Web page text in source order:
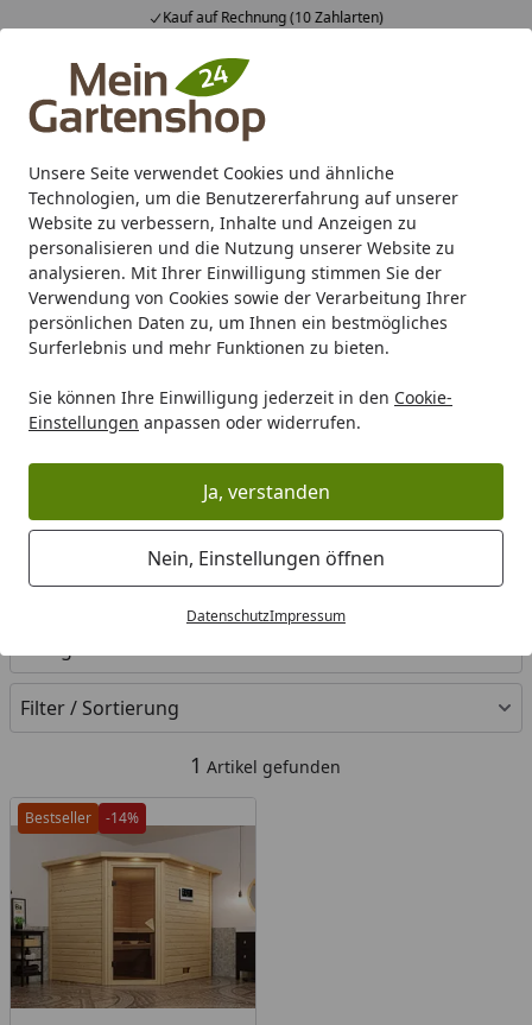
Unsere Seite verwendet Cookies und ähnliche
Technologien, um die Benutzererfahrung auf unserer
Website zu verbessern, Inhalte und Anzeigen zu
personalisieren und die Nutzung unserer Website zu
analysieren. Mit Ihrer Einwilligung stimmen Sie der
Verwendung von Cookies sowie der Verarbeitung Ihrer
persönlichen Daten zu, um Ihnen ein bestmögliches
Surferlebnis und mehr Funktionen zu bieten.
Sie können Ihre Einwilligung jederzeit in den Cookie-
Einstellungen anpassen oder widerrufen.
Ja, verstanden
Nein, Einstellungen öffnen
DatenschutzImpressum
Kauf auf Rechnung (10 Zahlarten)
Alle Produkte
Mein Konto
Suchen
Karibu Pools inkl. gratis Sandfilteranlage & Pool-
Starterset (Gesamtwert bis 468,99€)
Startseite
Marken Karibu Karibu Tanami
Karibu Tanami
Erholsame Karibu Sauna Tanami in unterschiedlichen
Ausführungen hier bei mein-gartenshop24 sicher online
bestellen. Auf Wunsch mit praktischer Komplett-
Ihre Artikelübersicht
Filter / Sortierung
1 Artikel gefunden
Bestseller -14%